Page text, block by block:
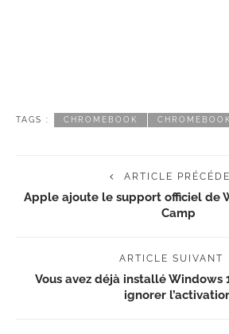
TAGS : CHROMEBOOK
ARTICLE
Apple ajoute le support officiel de
Camp
ARTICLE SUIVANT
Vous avez déjà installé Windows
ignorer